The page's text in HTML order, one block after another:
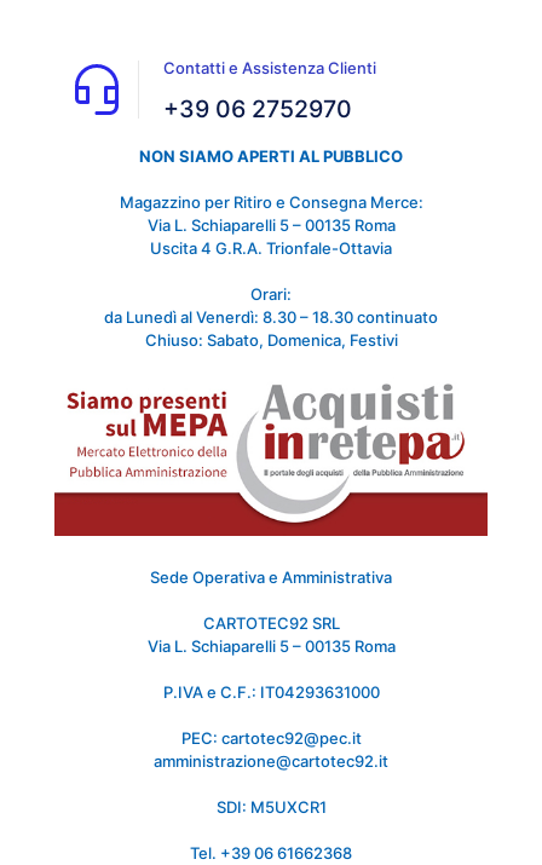
Contatti e Assistenza Clienti
+39 06 2752970
NON SIAMO APERTI AL PUBBLICO
Magazzino per Ritiro e Consegna Merce:
Via L. Schiaparelli 5 – 00135 Roma
Uscita 4 G.R.A. Trionfale-Ottavia
Orari:
da Lunedì al Venerdì: 8.30 – 18.30 continuato
Chiuso: Sabato, Domenica, Festivi
Sede Operativa e Amministrativa
CARTOTEC92 SRL
Via L. Schiaparelli 5 – 00135 Roma
P.IVA e C.F.: IT04293631000
PEC: cartotec92@pec.it
amministrazione@cartotec92.it
SDI: M5UXCR1
Tel. +39 06 61662368